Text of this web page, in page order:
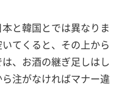
と韓国とでは異なりま
てくると、その上から
、お酒の継ぎ足しはし
注がなければマナー違